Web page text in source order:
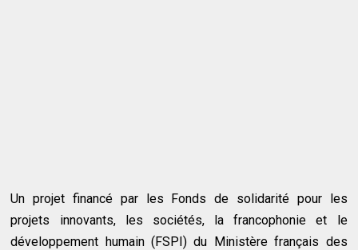
Un projet financé par les Fonds de solidarité pour les
projets innovants, les sociétés, la francophonie et le
développement humain (FSPI) du Ministère français des